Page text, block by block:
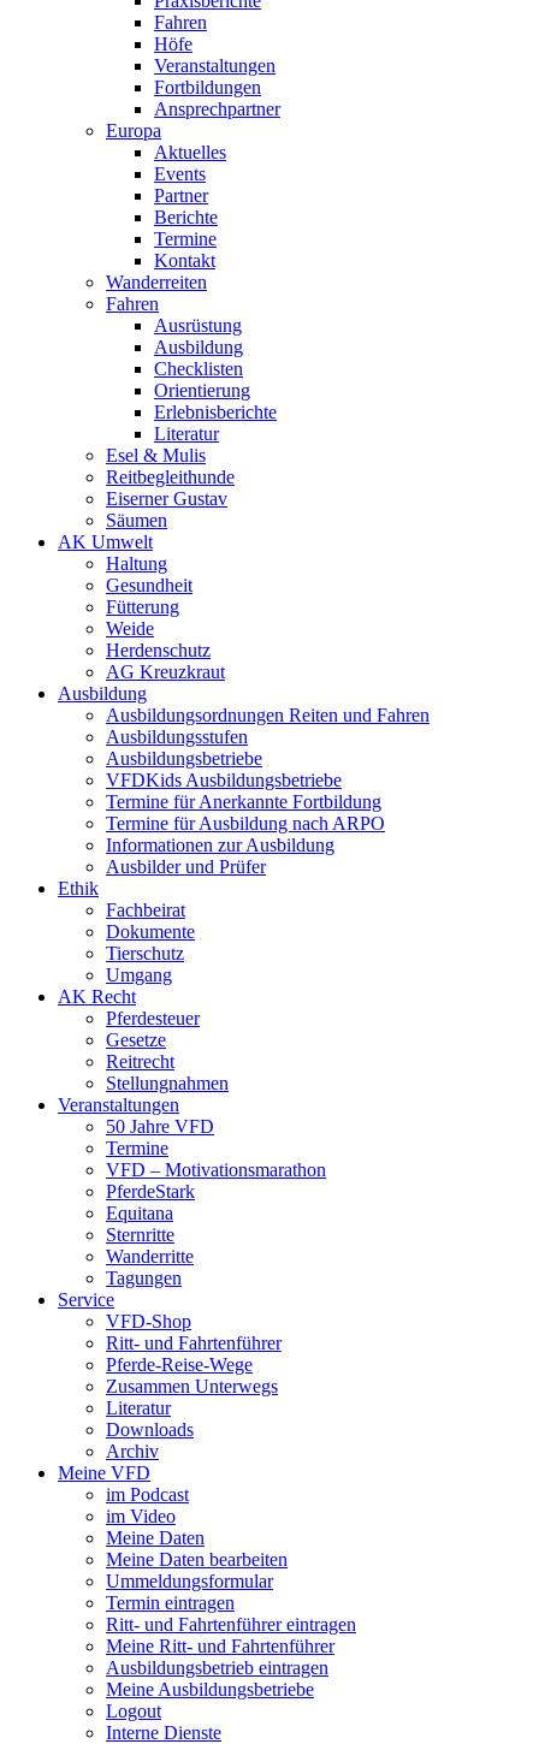
Fahren
Höfe
Veranstaltungen
Fortbildungen
Ansprechpartner
Europa
Aktuelles
Events
Partner
Berichte
Termine
Kontakt
Wanderreiten
Fahren
Ausrüstung
Ausbildung
Checklisten
Orientierung
Erlebnisberichte
Literatur
Esel & Mulis
Reitbegleithunde
Eiserner Gustav
Säumen
AK Umwelt
Haltung
Gesundheit
Fütterung
Weide
Herdenschutz
AG Kreuzkraut
Ausbildung
Ausbildungsordnungen Reiten und Fahren
Ausbildungsstufen
Ausbildungsbetriebe
VFDKids Ausbildungsbetriebe
Termine für Anerkannte Fortbildung
Termine für Ausbildung nach ARPO
Informationen zur Ausbildung
Ausbilder und Prüfer
Ethik
Fachbeirat
Dokumente
Tierschutz
Umgang
AK Recht
Pferdesteuer
Gesetze
Reitrecht
Stellungnahmen
Veranstaltungen
50 Jahre VFD
Termine
VFD – Motivationsmarathon
PferdeStark
Equitana
Sternritte
Wanderritte
Tagungen
Service
VFD-Shop
Ritt- und Fahrtenführer
Pferde-Reise-Wege
Zusammen Unterwegs
Literatur
Downloads
Archiv
Meine VFD
im Podcast
im Video
Meine Daten
Meine Daten bearbeiten
Ummeldungsformular
Termin eintragen
Ritt- und Fahrtenführer eintragen
Meine Ritt- und Fahrtenführer
Ausbildungsbetrieb eintragen
Meine Ausbildungsbetriebe
Logout
Interne Dienste